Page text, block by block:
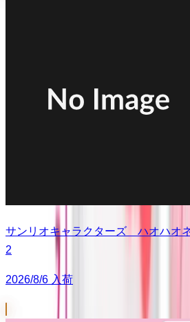
サンリオキャラクターズ ハオハオ
2
2026/8/6 入荷